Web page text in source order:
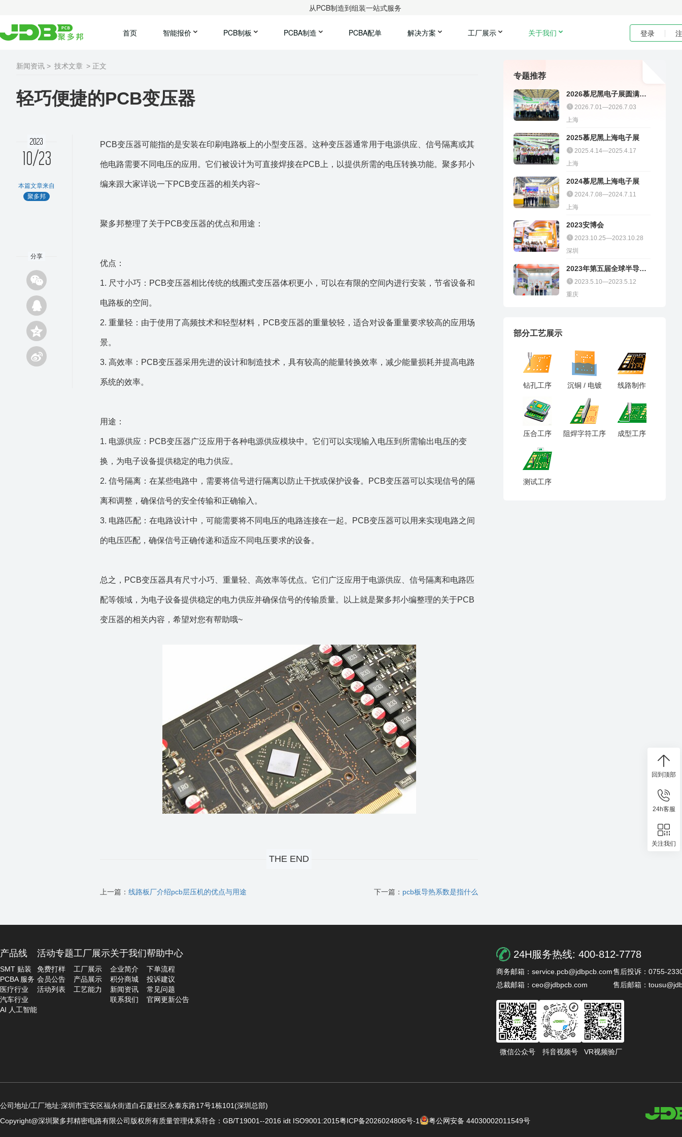
从PCB制造到组装一站式服务
首页 智能报价 PCB制板 PCBA制造 PCBA配单 解决方案 工厂展示 关于我们 登录
新闻资讯 > 技术文章 > 正文
轻巧便捷的PCB变压器
2023
10/23
本篇文章来自
聚多邦
分享
PCB变压器可能指的是安装在印刷电路板上的小型变压器。这种变压器通常用于电源供应、信号隔离或其
他电路需要不同电压的应用。它们被设计为可直接焊接在PCB上，以提供所需的电压转换功能。 聚多邦小
编来跟大家详说一下PCB变压器的相关内容~
聚多邦整理了关于PCB变压器的优点和用途：
优点：
1. 尺寸小巧：PCB变压器相比传统的线圈式变压器体积更小，可以在有限的空间内进行安装，节省设备和
电路板的空间。
2. 重量轻：由于使用了高频技术和轻型材料，PCB变压器的重量较轻，适合对设备重量要求较高的应用场
景。
3. 高效率：PCB变压器采用先进的设计和制造技术，具有较高的能量转换效率，减少能量损耗并提高电路
系统的效率。
用途：
1. 电源供应：PCB变压器广泛应用于各种电源供应模块中。它们可以实现输入电压到所需输出电压的变
换，为电子设备提供稳定的电力供应。
2. 信号隔离：在某些电路中，需要将信号进行隔离以防止干扰或保护设备。PCB变压器可以实现信号的隔
离和调整，确保信号的安全传输和正确输入。
3. 电路匹配：在电路设计中，可能需要将不同电压的电路连接在一起。PCB变压器可以用来实现电路之间
的电压匹配，确保信号正确传递和适应不同电压要求的设备。
总之，PCB变压器具有尺寸小巧、重量轻、高效率等优点。它们广泛应用于电源供应、信号隔离和电路匹
配等领域，为电子设备提供稳定的电力供应并确保信号的传输质量。以上就是聚多邦小编整理的关于PCB
变压器的相关内容，希望对您有帮助哦~
THE END
上一篇： 线路板厂介绍pcb层压机的优点与用途 下一篇： pcb板导热系数是指什么
专题推荐
2026慕尼黑电子展圆满收
官｜聚多邦精彩不停
2026.7.01—2026.7.03
上海
2025慕尼黑上海电子展
2025.4.14—2025.4.17
上海
2024慕尼黑上海电子展
2024.7.08—2024.7.11
上海
2023安博会
2023.10.25—2023.10.28
深圳
2023年第五届全球半导体
产业（重庆）博览会
2023.5.10—2023.5.12
重庆
部分工艺展示
钻孔工序 沉铜 / 电镀 线路制作
压合工序 阻焊字符工序 成型工序
测试工序
产品线
SMT 贴装
PCBA 服务
医疗行业
汽车行业
AI 人工智能
活动专题
免费打样
会员公告
活动列表
工厂展示
工厂展示
产品展示
工艺能力
关于我们
企业简介
积分商城
新闻资讯
联系我们
帮助中心
下单流程
投诉建议
常见问题
官网更新公告
24H服务热线: 400-812-7778
商务邮箱：service.pcb@jdbpcb.com售后投诉：0755-
总裁邮箱：ceo@jdbpcb.com
售后邮箱：
微信公众号 抖音视频号 VR视频验厂
公司地址/工厂地址:深圳市宝安区福永街道白石厦社区永泰东路17号1栋101(深圳总部)
Copyright@深圳聚多邦精密电路有限公司版权所有质量管理体系符合：GB/T19001--2016 idt ISO9001:2015粤ICP备2026024806号-1 粤公网安备 44030002011549号
回到顶部
24h客服
关注我们